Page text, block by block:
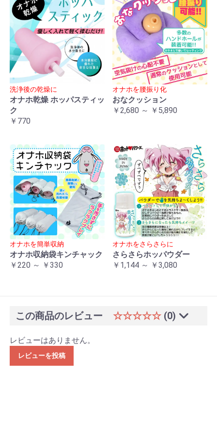
洗浄後の乾燥に
オナホ乾燥 ホッパスティッ
ク
￥770
オナホを腰振り化
おなクッション
￥2,680 ～ ￥5,890
オナホを簡単収納
オナホ収納袋キンチャック
￥220 ～ ￥330
オナホをさらさらに
さらさらホッパウダー
￥1,144 ～ ￥3,080
この商品のレビュー ☆☆☆☆☆ (0)
レビューはありません。
レビューを投稿